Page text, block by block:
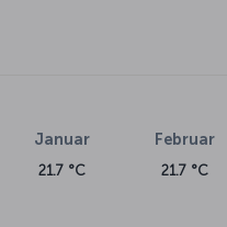
Januar
21.7 °C
Februar
21.7 °C